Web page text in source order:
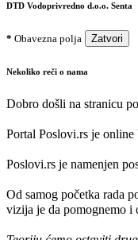
DTD Vodoprivredno d.o.o. Senta
* Obavezna polja Zatvori
Nekoliko reči o nama
Dobro došli na stranicu
Portal Poslovi.rs je online
Poslovi.rs je namenjen
Od samog početka rada
vizija je da pomognemo i